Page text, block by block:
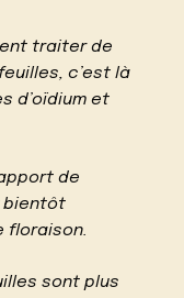
traiter de
c’est là
d’oïdium et
de
bientôt
floraison.
sont plus